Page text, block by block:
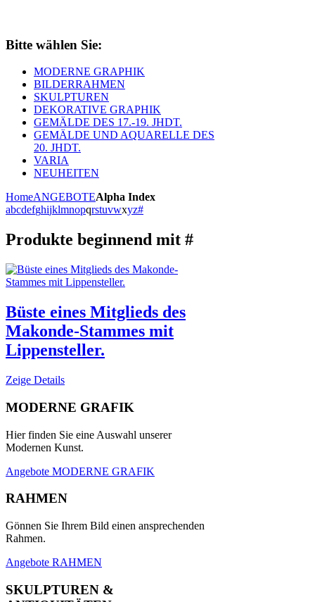
Bitte wählen Sie:
MODERNE GRAPHIK
BILDERRAHMEN
SKULPTUREN
DEKORATIVE GRAPHIK
GEMÄLDE DES 17.-19. JHDT.
GEMÄLDE UND AQUARELLE DES
20. JHDT.
VARIA
NEUHEITEN
HomeANGEBOTEAlpha Index
abcdefghijklmnopqrstuvwxyz#
Produkte beginnend mit #
Büste eines Mitglieds des
Makonde-Stammes mit
Lippensteller.
Zeige Details
MODERNE GRAFIK
Hier finden Sie eine Auswahl unserer
Modernen Kunst.
Angebote MODERNE GRAFIK
RAHMEN
Gönnen Sie Ihrem Bild einen ansprechenden
Rahmen.
Angebote RAHMEN
SKULPTUREN &